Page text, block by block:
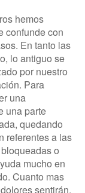
hemos
confunde con
En tanto las
lo antiguo se
por nuestro
Para
una
una parte
quedando
referentes a las
o
mucho en
Cuanto mas
sentirán.